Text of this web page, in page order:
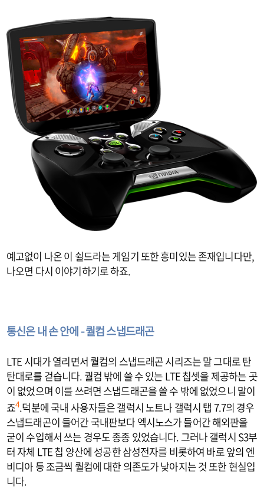
예고없이 나온 이 쉴드라는 게임기 또한 흥미있는 존재입니다만,
나오면 다시 이야기하기로 하죠.
통신은 내 손 안에 - 퀄컴 스냅드래곤
LTE 시대가 열리면서 퀄컴의 스냅드래곤 시리즈는 말 그대로 탄
탄대로를 걷습니다. 퀄컴 밖에 쓸 수 있는 LTE 칩셋을 제공하는 곳
이 없었으며 이를 쓰려면 스냅드래곤을 쓸 수 밖에 없었으니 말이
죠4.덕분에 국내 사용자들은 갤럭시 노트나 갤럭시 탭 7.7의 경우
스냅드래곤이 들어간 국내판보다 엑시노스가 들어간 해외판을
굳이 수입해서 쓰는 경우도 종종 있었습니다. 그러나 갤럭시 S3부
터 자체 LTE 칩 양산에 성공한 삼성전자를 비롯하여 바로 앞의 엔
비디아 등 조금씩 퀄컴에 대한 의존도가 낮아지는 것 또한 현실입
니다.